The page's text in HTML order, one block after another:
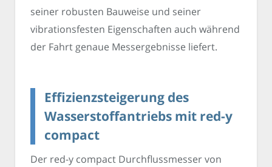
seiner robusten Bauweise und seiner
vibrationsfesten Eigenschaften auch während
der Fahrt genaue Messergebnisse liefert.
Effizienzsteigerung des
Wasserstoffantriebs mit red-y
compact
Der red-y compact Durchflussmesser von